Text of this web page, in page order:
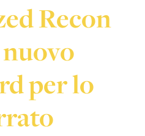
Recon
per lo